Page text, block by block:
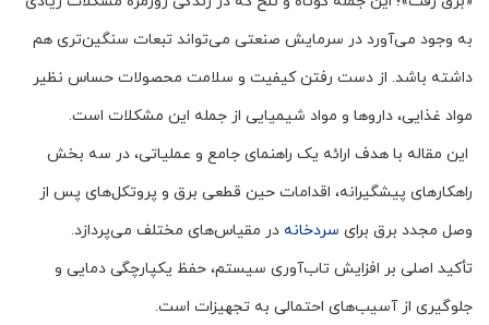
به وجود می‌آورد در سرمایش صنعتی می‌تواند تبعات سنگین‌تری هم
داشته باشد. از دست رفتن کیفیت و سلامت محصولات حساس نظیر
مواد غذایی، داروها و مواد شیمیایی از جمله این مشکلات است.
این مقاله با هدف ارائه یک راهنمای جامع و عملیاتی، در سه بخش
راهکارهای پیشگیرانه، اقدامات حین قطعی برق و پروتکل‌های پس از
وصل مجدد برق برای سردخانه در مقیاس‌های مختلف می‌پردازد.
تأکید اصلی بر افزایش تاب‌آوری سیستم، حفظ یکپارچگی دمایی و
جلوگیری از آسیب‌های احتمالی به تجهیزات است.